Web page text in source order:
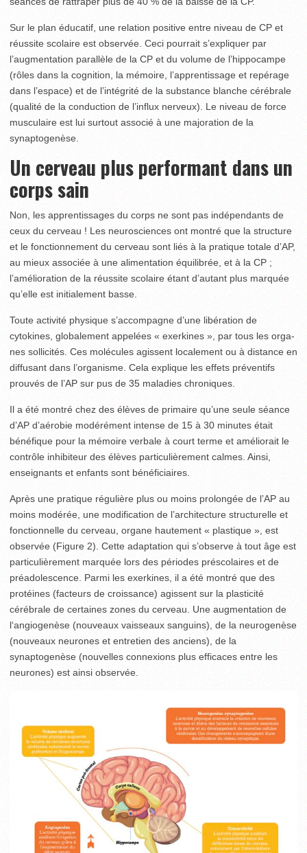
Sur le plan éducatif, une relation positive entre niveau de CP et
réussite scolaire est observée. Ceci pourrait s’expliquer par
l’augmentation parallèle de la CP et du volume de l’hippocampe
(rôles dans la cognition, la mémoire, l’apprentissage et repé­rage
dans l’espace) et de l’intégrité de la substance blanche cérébrale
(qualité de la conduction de l’influx nerveux). Le niveau de force
musculaire est lui surtout associé à une majoration de la
synaptogenèse.
Un cerveau plus performant dans un
corps sain
Non, les apprentissages du corps ne sont pas indépendants de
ceux du cerveau ! Les neurosciences ont montré que la struc­ture
et le fonctionnement du cerveau sont liés à la pratique totale d’AP,
au mieux associée à une alimentation équilibrée, et à la CP ;
l’amélioration de la réussite scolaire étant d’autant plus marquée
qu’elle est initialement basse.
Toute activité physique s’accompagne d’une libération de
cytokines, globalement appelées « exerkines », par tous les orga­
nes sollicités. Ces molécules agissent localement ou à distance en
diffusant dans l’organisme. Cela explique les effets préventifs
prouvés de l’AP sur pus de 35 maladies chroni­ques.
Il a été montré chez des élèves de primaire qu’une seule séance
d’AP d’aérobie modérément intense de 15 à 30 minutes était
bénéfique pour la mémoire verbale à court terme et améliorait le
contrôle inhibiteur des élèves particulièrement calmes. Ainsi,
enseignants et enfants sont bénéficiaires.
Après une pratique régulière plus ou moins prolongée de l’AP au
moins modérée, une modification de l’architecture structurelle et
fonctionnelle du cerveau, organe hautement « plastique », est
observée (Figure 2). Cette adaptation qui s’observe à tout âge est
particulièrement marquée lors des périodes préscolaires et de
préadolescence. Parmi les exer­kines, il a été montré que des
protéines (facteurs de croissance) agissent sur la plasticité
cérébrale de certaines zones du cerveau. Une augmentation de
l‘angiogenèse (nouveaux vaisseaux sanguins), de la neurogenèse
(nouveaux neurones et entretien des anciens), de la
synaptogenèse (nouvelles connexions plus efficaces entre les
neurones) est ainsi observée.